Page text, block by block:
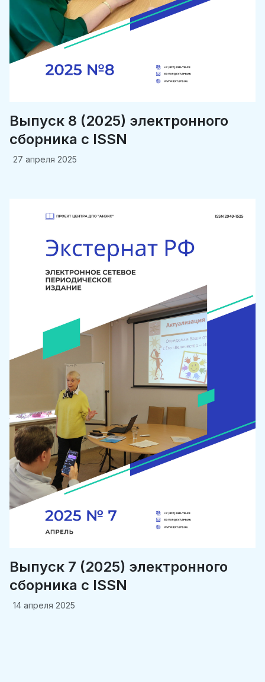
Выпуск 8 (2025) электронного
сборника c ISSN
27 апреля 2025
Выпуск 7 (2025) электронного
сборника c ISSN
14 апреля 2025